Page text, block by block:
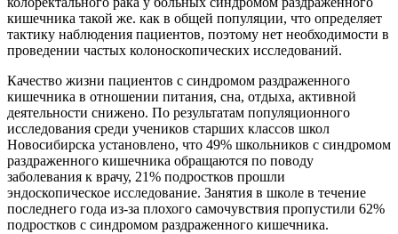
кишечника такой же. как в общей популяции, что определяет
тактику наблюдения пациентов, поэтому нет необходимости в
проведении частых колоноскопических исследований.
Качество жизни пациентов с синдромом раздраженного
кишечника в отношении питания, сна, отдыха, активной
деятельности снижено. По результатам популяционного
исследования среди учеников старших классов школ
Новосибирска установлено, что 49% школьников с синдромом
раздраженного кишечника обращаются по поводу
заболевания к врачу, 21% подростков прошли
эндоскопическое исследование. Занятия в школе в течение
последнего года из-за плохого самочувствия пропустили 62%
подростков с синдромом раздраженного кишечника.